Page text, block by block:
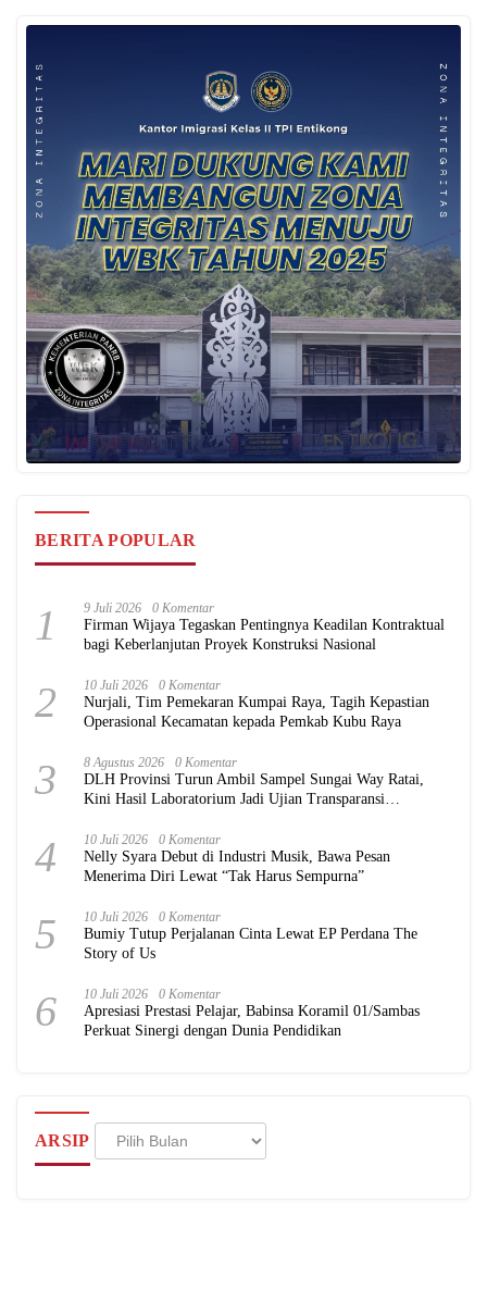
BERITA POPULAR
1 9 Juli 2026 0 Komentar
Firman Wijaya Tegaskan Pentingnya Keadilan Kontraktual
bagi Keberlanjutan Proyek Konstruksi Nasional
2 10 Juli 2026 0 Komentar
Nurjali, Tim Pemekaran Kumpai Raya, Tagih Kepastian
Operasional Kecamatan kepada Pemkab Kubu Raya
3 8 Agustus 2026 0 Komentar
DLH Provinsi Turun Ambil Sampel Sungai Way Ratai,
Kini Hasil Laboratorium Jadi Ujian Transparansi
4 10 Juli 2026 0 Komentar
Nelly Syara Debut di Industri Musik, Bawa Pesan
Menerima Diri Lewat “Tak Harus Sempurna”
5 10 Juli 2026 0 Komentar
Bumiy Tutup Perjalanan Cinta Lewat EP Perdana The
Story of Us
6 10 Juli 2026 0 Komentar
Apresiasi Prestasi Pelajar, Babinsa Koramil 01/Sambas
Perkuat Sinergi dengan Dunia Pendidikan
ARSIP
Arsip